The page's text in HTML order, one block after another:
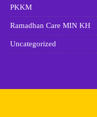
PKKM
Ramadhan Care MIN KH
Uncategorized